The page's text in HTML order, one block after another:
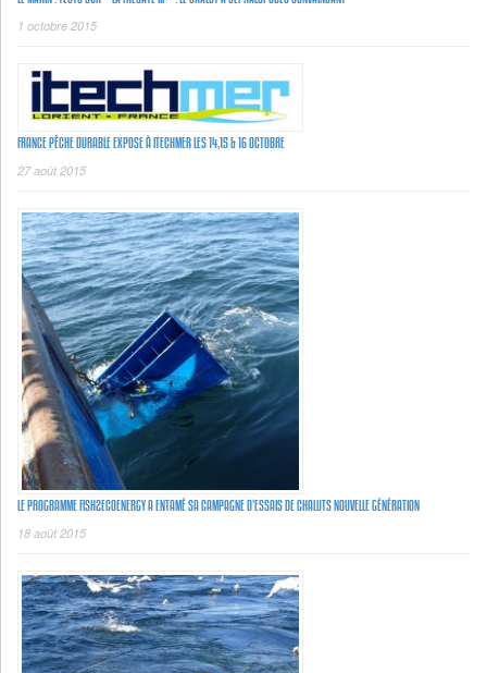
1 octobre 2015
FRANCE PÊCHE DURABLE EXPOSE À ITECHMER LES 14,15 & 16 OCTOBRE
27 août 2015
LE PROGRAMME FISH2ECOENERGY A ENTAMÉ SA CAMPAGNE D’ESSAIS DE CHALUTS NOUVELLE GÉNÉRATION
18 août 2015